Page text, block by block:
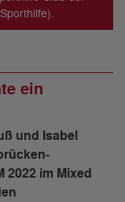
ein
und Isabel
2022 im Mixed